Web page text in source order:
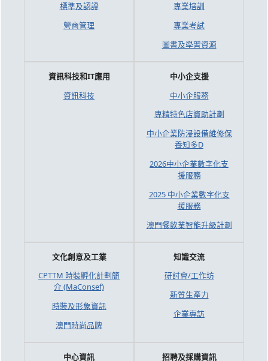
標準及認證
營商管理
專業培訓
專業考試
圖書及學習資源
資訊科技和IT應用
資訊科技
中小企支援
中小企服務
專精特色店資助計劃
中小企業防浸設備維修保
養知多D
2026中小企業數字化支
援服務
2025 中小企業數字化支
援服務
澳門餐飲業智能升級計劃
文化創意及工業
CPTTM 時裝孵化計劃簡
介 (MaConsef)
時裝及形象資訊
澳門時尚品牌
知識交流
研討會/工作坊
新質生產力
企業專訪
中心資訊 招聘及採購資訊